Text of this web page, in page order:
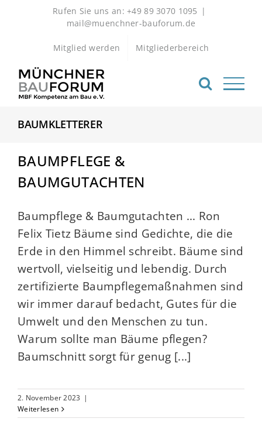
Rufen Sie uns an: +49 89 3070 1095 |
mail@muenchner-bauforum.de
Mitglied werden Mitgliederbereich
BAUMKLETTERER
BAUMPFLEGE &
BAUMGUTACHTEN
Baumpflege & Baumgutachten ... Ron
Felix Tietz Bäume sind Gedichte, die die
Erde in den Himmel schreibt. Bäume sind
wertvoll, vielseitig und lebendig. Durch
zertifizierte Baumpflegemaßnahmen sind
wir immer darauf bedacht, Gutes für die
Umwelt und den Menschen zu tun.
Warum sollte man Bäume pflegen?
Baumschnitt sorgt für genug [...]
2. November 2023 |
Weiterlesen